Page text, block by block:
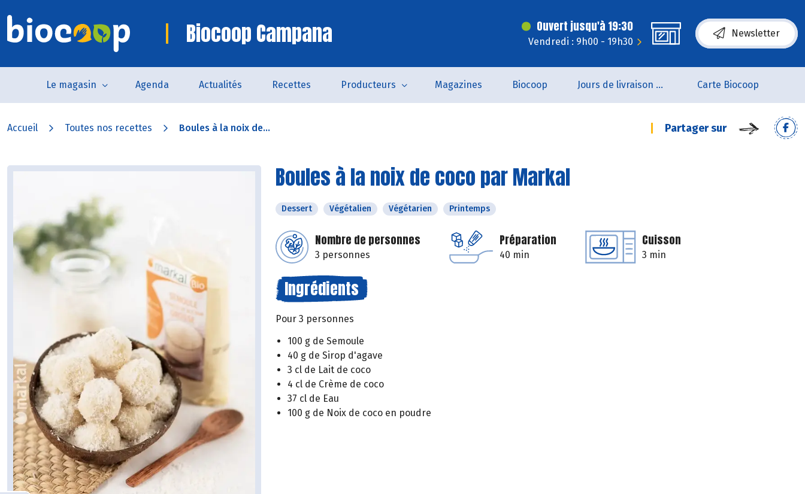
Biocoop Campana Ouvert jusqu'à 19:30
Vendredi : 9h00 - 19h30
Newsletter
Le magasin Agenda Actualités Recettes Producteurs Magazines Biocoop Jours de livraison de pain Carte Biocoop
Accueil Toutes nos recettes Boules à la noix de... Partager sur
Boules à la noix de coco par Markal
Dessert Végétalien Végétarien Printemps
Nombre de personnes
3 personnes
Préparation
40 min
Cuisson
3 min
Ingrédients
Pour 3 personnes
100 g de Semoule
40 g de Sirop d'agave
3 cl de Lait de coco
4 cl de Crème de coco
37 cl de Eau
100 g de Noix de coco en poudre